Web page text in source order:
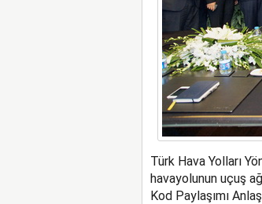
Türk Hava Yolları
havayolunun uçuş
Kod Paylaşımı